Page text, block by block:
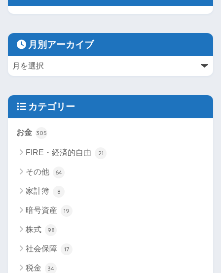
月別アーカイブ
カテゴリー
お金 305
FIRE・経済的自由 21
その他 64
家計簿 8
暗号資産 19
株式 98
社会保障 17
税金 34